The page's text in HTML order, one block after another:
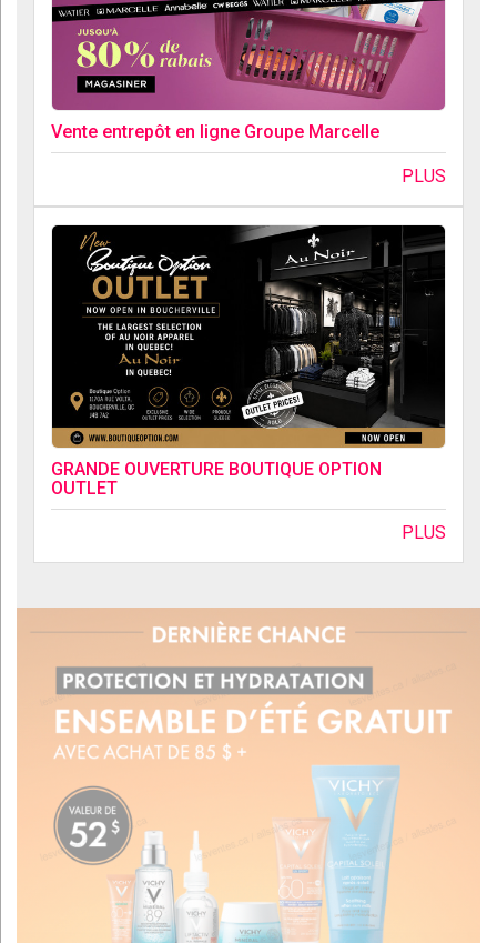
Vente entrepôt en ligne Groupe Marcelle
PLUS
GRANDE OUVERTURE BOUTIQUE OPTION
OUTLET
PLUS